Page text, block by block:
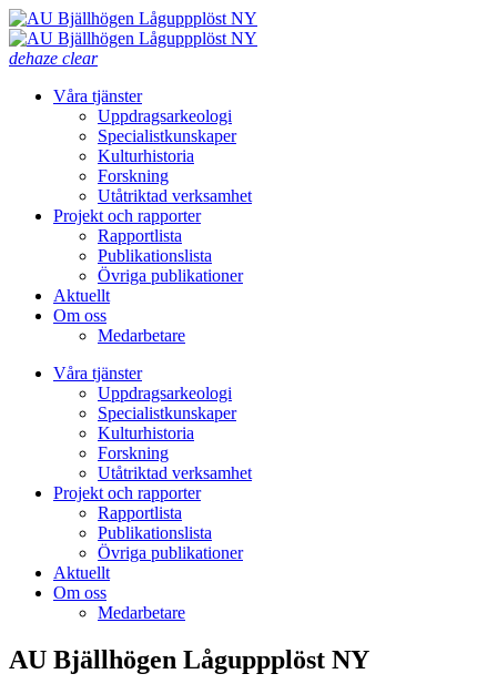
dehaze clear
Våra tjänster
Uppdragsarkeologi
Specialistkunskaper
Kulturhistoria
Forskning
Utåtriktad verksamhet
Projekt och rapporter
Rapportlista
Publikationslista
Övriga publikationer
Aktuellt
Om oss
Medarbetare
Våra tjänster
Uppdragsarkeologi
Specialistkunskaper
Kulturhistoria
Forskning
Utåtriktad verksamhet
Projekt och rapporter
Rapportlista
Publikationslista
Övriga publikationer
Aktuellt
Om oss
Medarbetare
AU Bjällhögen Låguppplöst NY